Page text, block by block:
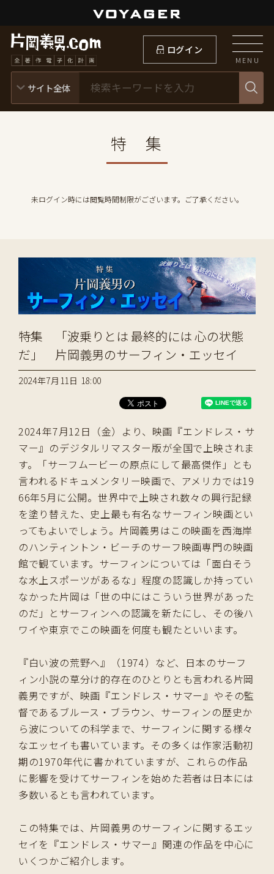
ログイン
MENU
特 集
未ログイン時には閲覧時間制限がございます。ご了承ください。
特集 「波乗りとは 最終的には 心の状態
だ」 片岡義男のサーフィン・エッセイ
2024年7月11日 18:00
2024年7月12日（金）より、映画『エンドレス・サ
マー』のデジタルリマスター版が全国で上映されま
す。「サーフムービーの原点にして最高傑作」とも
言われるドキュメンタリー映画で、アメリカでは19
66年5月に公開。世界中で上映され数々の興行記録
を塗り替えた、史上最も有名なサーフィン映画とい
ってもよいでしょう。片岡義男はこの映画を西海岸
のハンティントン・ビーチのサーフ映画専門の映画
館で観ています。サーフィンについては「面白そう
な水上スポーツがあるな」程度の認識しか持ってい
なかった片岡は「世の中にはこういう世界があった
のだ」とサーフィンへの認識を新たにし、その後ハ
ワイや東京でこの映画を何度も観たといいます。
『白い波の荒野へ』（1974）など、日本のサーフ
ィン小説の草分け的存在のひとりとも言われる片岡
義男ですが、映画『エンドレス・サマー』やその監
督であるブルース・ブラウン、サーフィンの歴史か
ら波についての科学まで、サーフィンに関する様々
なエッセイも書いています。その多くは作家活動初
期の1970年代に書かれていますが、これらの作品
に影響を受けてサーフィンを始めた若者は日本には
多数いるとも言われています。
この特集では、片岡義男のサーフィンに関するエッ
セイを『エンドレス・サマー』関連の作品を中心に
いくつかご紹介します。